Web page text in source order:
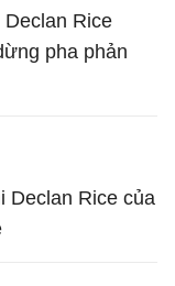
Rice
pha phản
Declan Rice của